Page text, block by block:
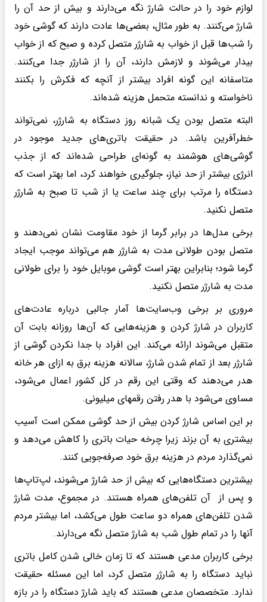
لوازم خود را در حالت شارژ نگه می‌دارند و بیش از حد آن را
شارژ می‌کنند. به طور مثال، بعضی‌ها عادت دارند که گوشی خود
را شب‌ها قبل از خواب به شارژر متصل کرده و صبح که از خواب
بیدار می‌شوند و لازمش دارند، آن را از شارژر جدا می‌کنند.
متاسفانه این گونه افراد بیشتر از آنچه که فکرش را بکنند
ناخواسته و ندانسته متحمل هزینه شده‌اند.
البته متصل بودن یک شبانه روز دستگاه به شارژر، نمی‌تواند
خطرآفرین باشد. در حقیقت باتری‌های جدید موجود در
گوشی‌های هوشمند به گونه‌ای طراحی شده‌اند که از جذب
انرژی بیشتر از حد نیاز، جلوگیری خواهند کرد، اما بهتر است که
دستگاه را مرتب برای چند ساعت یا از شب تا صبح به شارژر
متصل نکنید.
برخی مدل‌ها در برابر گرما از خود مقاومت نشان نمی‌دهند و
متصل بودن طولانی مدت به شارژر هم می‌تواند موجب ایجاد
گرما شود؛ بنابراین بهتر است گوشی موبایل خود را برای طولانی
مدت به شارژر متصل نکنید.
مروری بر برخی وب‌سایت‌ها آمار جالبی درباره عادت‌های
کاربران در شارژ کردن و هزینه‌هایی که آن‌ها روزانه بابت آن
متقبل می‌شوند ارائه می‌کند. این افراد با جدا نکردن گوشی از
شارژر بعد از تمام شدن شارژ، سالانه هزینه برق به ازای هر خانه
هدر می‌دهند که وقتی این رقم در کل کشور اعمال می‌شود،
مساوی می‌شود با هدر رفتن رقمهای میلیونی.
بر این اساس شارژ کردن بیش از حد گوشی ممکن است آسیب
بیشتری به آن بزند زیرا چرخه حیات باتری را کاهش می‌دهد و
نمی‌گذارد مردم در هزینه برق خود صرفه‌جویی کنند.
بیشترین دستگاه‌هایی که بیش از حد شارژ می‌شوند، لپ‌تاپ‌ها
و پس از آن تلفن‌های همراه هستند. در مجموع، مدت شارژ
شدن تلفن‌های همراه دو ساعت طول می‌کشد، اما بیشتر مردم
آنها را در تمام طول شب به شارژ متصل نگه می‌دارند.
برخی کاربران مدعی هستند که تا زمان خالی شدن کامل باتری
نباید دستگاه را به شارژر متصل کرد، اما این مسئله حقیقت
ندارد. متخصصان مدعی هستند که باید شارژ دستگاه را در بازه